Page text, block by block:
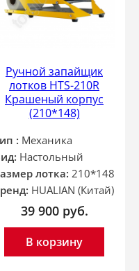
Ручной запайщик
лотков HTS-210R
Крашеный корпус
(210*148)
: Механика
Настольный
лотка: 210*148
HUALIAN (Китай)
39 900 руб.
В корзину